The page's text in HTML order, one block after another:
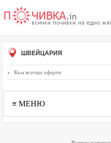
ШВЕЙЦАРИЯ
Към всички оферти
≡ МЕНЮ